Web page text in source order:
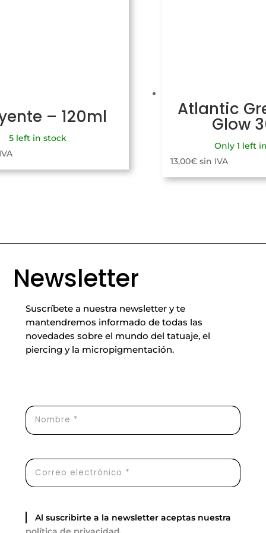
– 120ml
5 left in stock
Atlantic
Glow
Only 1 left
13,00€ sin IVA
Newsletter
Suscríbete a nuestra newsletter y te
mantendremos informado de todas las
novedades sobre el mundo del tatuaje, el
piercing y la micropigmentación.
Al suscribirte a la newsletter aceptas nuestra